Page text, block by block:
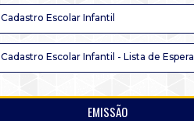
Cadastro Escolar Infantil
Cadastro Escolar Infantil - Lista de Espera
EMISSÃO